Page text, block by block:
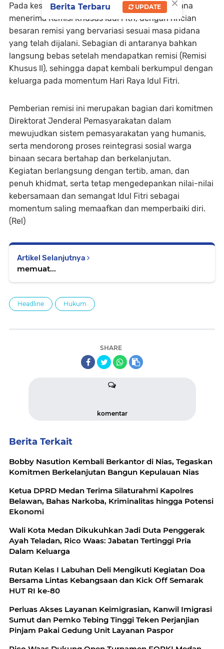
Pada kesempatan tersebut, sejumlah narapidana
menerima Remisi Khusus Idul Fitri, dengan rincian
besaran remisi yang bervariasi sesuai masa pidana
yang telah dijalani. Sebagian di antaranya bahkan
langsung bebas setelah mendapatkan remisi (Remisi
Khusus II), sehingga dapat kembali berkumpul dengan
keluarga pada momentum Hari Raya Idul Fitri.
Pemberian remisi ini merupakan bagian dari komitmen
Direktorat Jenderal Pemasyarakatan dalam
mewujudkan sistem pemasyarakatan yang humanis,
serta mendorong proses reintegrasi sosial warga
binaan secara bertahap dan berkelanjutan.
Kegiatan berlangsung dengan tertib, aman, dan
penuh khidmat, serta tetap mengedepankan nilai-nilai
kebersamaan dan semangat Idul Fitri sebagai
momentum saling memaafkan dan memperbaiki diri.
(Rel)
Artikel Selanjutnya
memuat...
Headline Hukum
SHARE
komentar
Berita Terkait
Bobby Nasution Kembali Berkantor di Nias, Tegaskan
Komitmen Berkelanjutan Bangun Kepulauan Nias
Ketua DPRD Medan Terima Silaturahmi Kapolres
Belawan, Bahas Narkoba, Kriminalitas hingga Potensi
Ekonomi
Wali Kota Medan Dikukuhkan Jadi Duta Penggerak
Ayah Teladan, Rico Waas: Jabatan Tertinggi Pria
Dalam Keluarga
Rutan Kelas I Labuhan Deli Mengikuti Kegiatan Doa
Bersama Lintas Kebangsaan dan Kick Off Semarak
HUT RI ke-80
Perluas Akses Layanan Keimigrasian, Kanwil Imigrasi
Sumut dan Pemko Tebing Tinggi Teken Perjanjian
Pinjam Pakai Gedung Unit Layanan Paspor
Berita Terbaru UPDATE